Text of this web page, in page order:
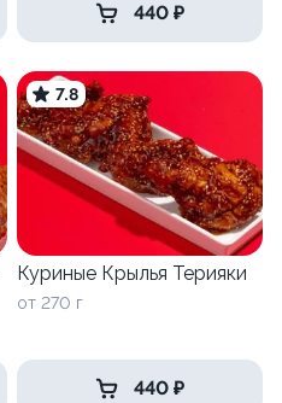
440 ₽
7.8
Куриные Крылья Терияки
от 270 г
440 ₽